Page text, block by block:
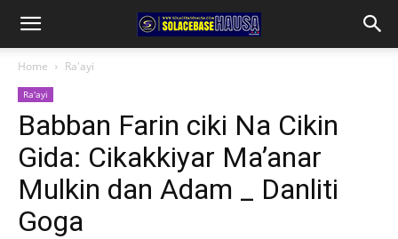
Home Ra'ayi
Ra'ayi
Babban Farin ciki Na Cikin
Gida: Cikakkiyar Ma’anar
Mulkin dan Adam _ Danliti
Goga